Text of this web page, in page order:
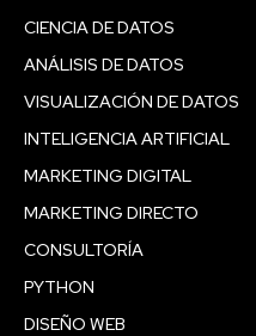
CIENCIA DE DATOS
ANÁLISIS DE DATOS
VISUALIZACIÓN DE DATOS
INTELIGENCIA ARTIFICIAL
MARKETING DIGITAL
MARKETING DIRECTO
CONSULTORÍA
PYTHON
DISEÑO WEB